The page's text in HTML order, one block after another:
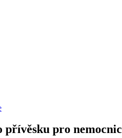
přívěsku pro